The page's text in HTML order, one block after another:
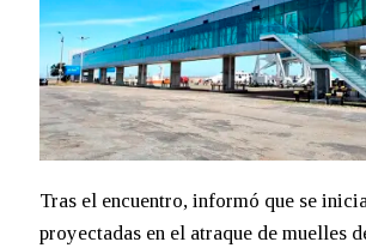
Tras el encuentro, informó que se
proyectadas en el atraque de muelles